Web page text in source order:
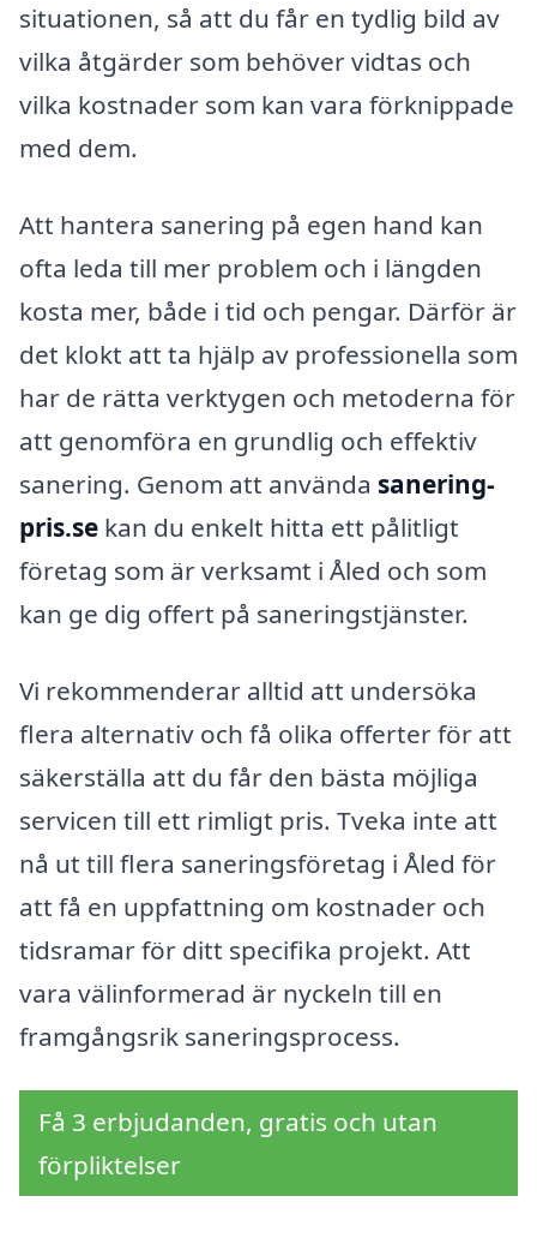
situationen, så att du får en tydlig bild av
vilka åtgärder som behöver vidtas och
vilka kostnader som kan vara förknippade
med dem.
Att hantera sanering på egen hand kan
ofta leda till mer problem och i längden
kosta mer, både i tid och pengar. Därför är
det klokt att ta hjälp av professionella som
har de rätta verktygen och metoderna för
att genomföra en grundlig och effektiv
sanering. Genom att använda sanering-
pris.se kan du enkelt hitta ett pålitligt
företag som är verksamt i Åled och som
kan ge dig offert på saneringstjänster.
Vi rekommenderar alltid att undersöka
flera alternativ och få olika offerter för att
säkerställa att du får den bästa möjliga
servicen till ett rimligt pris. Tveka inte att
nå ut till flera saneringsföretag i Åled för
att få en uppfattning om kostnader och
tidsramar för ditt specifika projekt. Att
vara välinformerad är nyckeln till en
framgångsrik saneringsprocess.
Få 3 erbjudanden, gratis och utan
förpliktelser